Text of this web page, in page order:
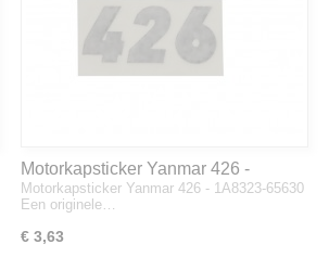
Motorkapsticker Yanmar 426 -
1A8323-65630
Motorkapsticker Yanmar 426 - 1A8323-65630
Een originele…
€ 3,63